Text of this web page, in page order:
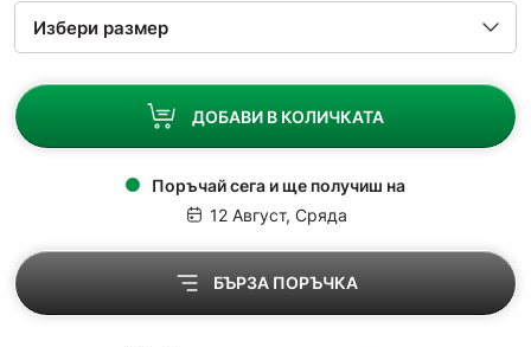
ДОБАВИ В КОЛИЧКАТА
Поръчай сега и ще получиш на
12 Август, Сряда
БЪРЗА ПОРЪЧКА